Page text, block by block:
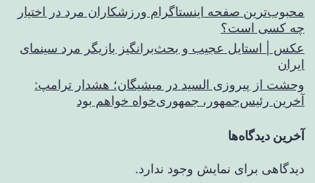
محبوب‌ترین صفحه اینستاگرام ورزشکاران مرد در اختیار
چه کسی است؟
عکس | استایل عجیب و بحث‌برانگیز بازیگر مرد سینمای
ایران
وحشت از پیروزی السید در میشیگان؛ هشدار ترامپ:
آخرین رئیس‌جمهور، جمهوری‌خواه خواهم بود
آخرین دیدگاه‌ها
دیدگاهی برای نمایش وجود ندارد.